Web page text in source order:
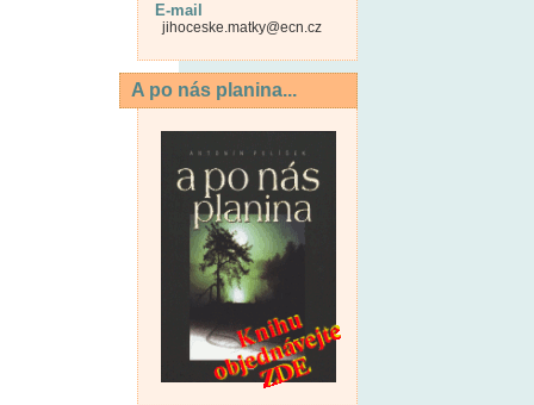
E-mail
jihoceske.matky@ecn.cz
A po nás planina...